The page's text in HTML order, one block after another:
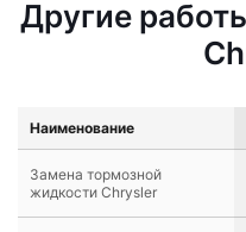
Другие
Наименование
Замена тормозной
жидкости Chrysler